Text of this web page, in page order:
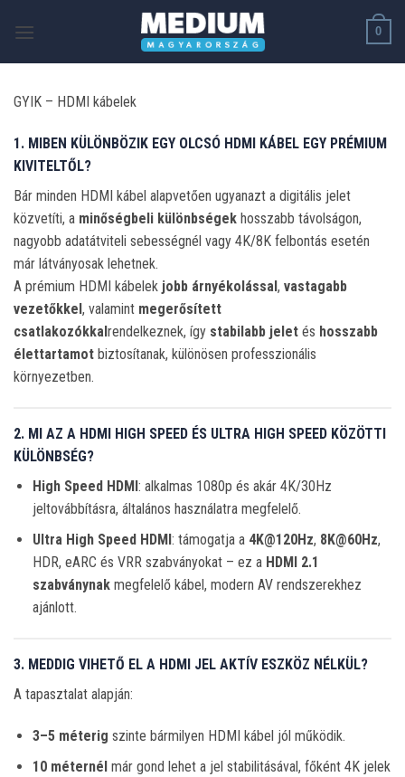
0
GYIK – HDMI kábelek
1. MIBEN KÜLÖNBÖZIK EGY OLCSÓ HDMI KÁBEL EGY PRÉMIUM
KIVITELTŐL?
Bár minden HDMI kábel alapvetően ugyanazt a digitális jelet
közvetíti, a minőségbeli különbségek hosszabb távolságon,
nagyobb adatátviteli sebességnél vagy 4K/8K felbontás esetén
már látványosak lehetnek.
A prémium HDMI kábelek jobb árnyékolással, vastagabb
vezetőkkel, valamint megerősített
csatlakozókkalrendelkeznek, így stabilabb jelet és hosszabb
élettartamot biztosítanak, különösen professzionális
környezetben.
2. MI AZ A HDMI HIGH SPEED ÉS ULTRA HIGH SPEED KÖZÖTTI
KÜLÖNBSÉG?
High Speed HDMI: alkalmas 1080p és akár 4K/30Hz
jeltovábbításra, általános használatra megfelelő.
Ultra High Speed HDMI : támogatja a 4K@120Hz, 8K@60Hz,
HDR, eARC és VRR szabványokat – ez a HDMI 2.1
szabványnakmegfelelő kábel, modern AV rendszerekhez
ajánlott.
3. MEDDIG VIHETŐ EL A HDMI JEL AKTÍV ESZKÖZ NÉLKÜL?
A tapasztalat alapján:
3–5 méterig szinte bármilyen HDMI kábel jól működik.
10 méternél már gond lehet a jel stabilitásával, főként 4K jelek